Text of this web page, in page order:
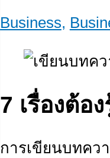
Business,
7 เรื่องต้อ
การเขียนบทคว